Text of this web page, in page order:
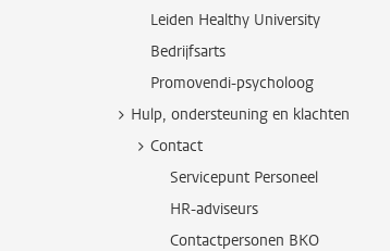
Leiden Healthy University
Bedrijfsarts
Promovendi-psycholoog
Hulp, ondersteuning en klachten
Contact
Servicepunt Personeel
HR-adviseurs
Contactpersonen BKO